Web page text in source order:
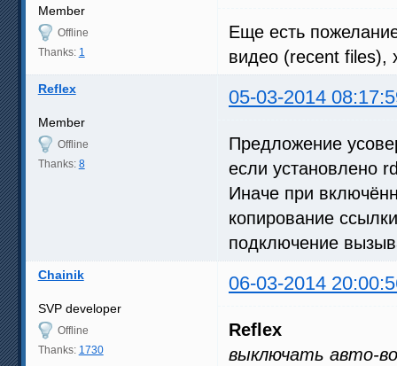
Member
Offline
Thanks: 1
Еще есть
видео (recent files),
Reflex 05-03-2014
Member
Offline
Thanks: 8
Предложение
если установлено
Иначе при
копирование
подключение
Chainik 06-03-2014
SVP developer
Offline
Thanks: 1730
Reflex
выключать авто-